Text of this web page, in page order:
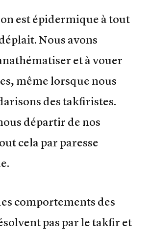
est épidermique à tout
Nous avons
et à vouer
même lorsque nous
des takfiristes.
départir de nos
cela par paresse
comportements des
pas par le takfir et